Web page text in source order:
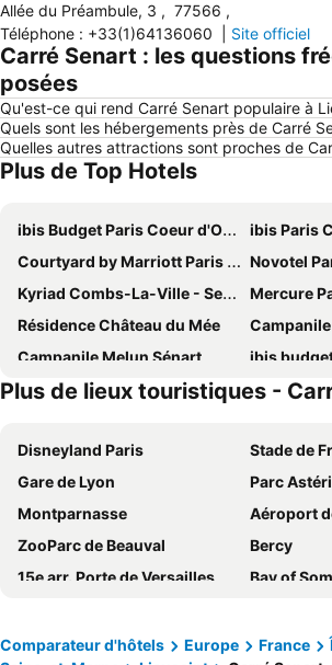
Allée du Préambule, 3 , 77566 ,
Téléphone : +33(1)64136060 Site officiel
Carré Senart : les questions
posées
Qu'est-ce qui rend Carré Senart populaire à
Quels sont les hébergements près de Carré
Quelles autres attractions sont proches de
Plus de Top Hotels
ibis Budget Paris Coeur d'Orly Airport
ibis Paris
Courtyard by Marriott Paris Creteil
Novotel
Kyriad Combs-La-Ville - Senart
Mercure
Résidence Château du Mée
Campanile
Campanile Melun Sénart
ibis budget
Espace Leonard De Vinci
Premiere
Les Demeures de Varennes, BW Signature Collection
ibis Styles
Comfort Hôtel Brétigny-sur-Orge
Kyriad Brie
B&B HOTEL Lieusaint Carré Sénart
B&B
Novotel Evry Courcouronnes
Orly
B&B HOTEL Paris Créteil
Hôtel L'ile
B&B HOTEL Corbeil-Essonnes
Novotel Paris
Plus de lieux touristiques -
Disneyland Paris
Stade de
Gare de Lyon
Parc
Montparnasse
Aéroport de
ZooParc de Beauval
Bercy
15e arr. Porte de Versailles
Bay of
Gare Montparnasse
12e arr.
Comparateur d'hôtels Europe France